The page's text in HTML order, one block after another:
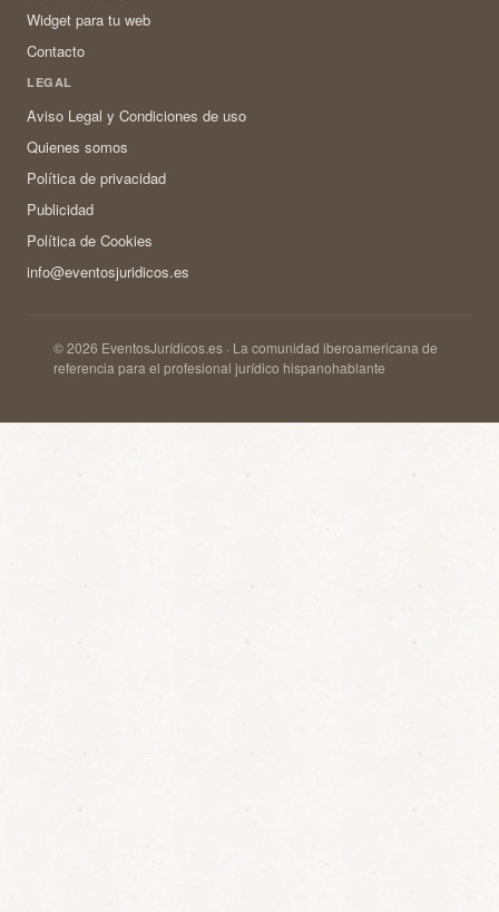
Widget para tu web
Contacto
LEGAL
Aviso Legal y Condiciones de uso
Quienes somos
Política de privacidad
Publicidad
Política de Cookies
info@eventosjuridicos.es
© 2026 EventosJurídicos.es · La comunidad iberoamericana de
referencia para el profesional jurídico hispanohablante